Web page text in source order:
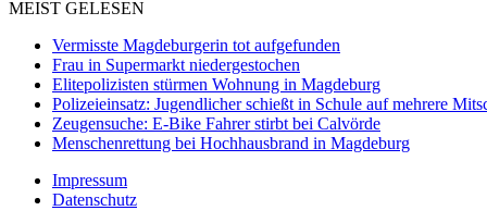
MEIST GELESEN
Vermisste Magdeburgerin tot aufgefunden
Frau in Supermarkt niedergestochen
Elitepolizisten stürmen Wohnung in Magdeburg
Polizeieinsatz: Jugendlicher schießt in Schule auf mehrere
Zeugensuche: E-Bike Fahrer stirbt bei Calvörde
Menschenrettung bei Hochhausbrand in Magdeburg
Impressum
Datenschutz